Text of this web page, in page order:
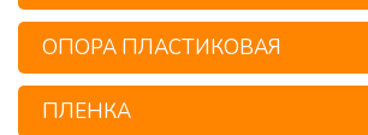
ОПОРА ПЛАСТИКОВАЯ
ПЛЕНКА